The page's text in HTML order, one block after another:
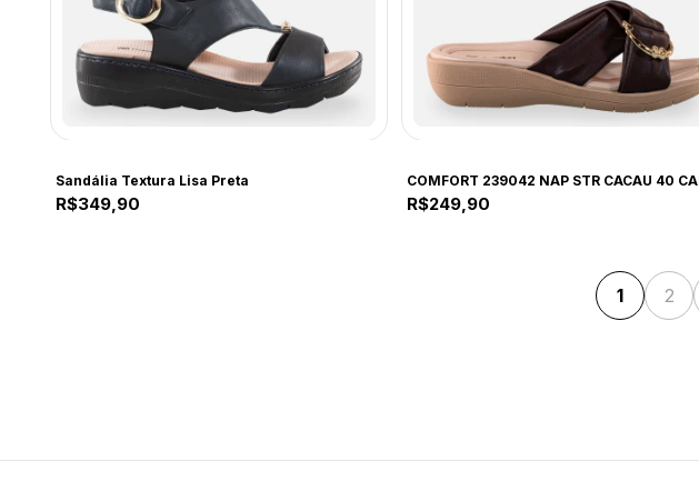
Sandália Textura Lisa Preta
R$349,90 R$249,90
1 2